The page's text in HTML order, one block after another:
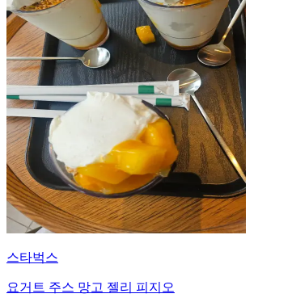
스타벅스
요거트 주스 망고 젤리 피지오